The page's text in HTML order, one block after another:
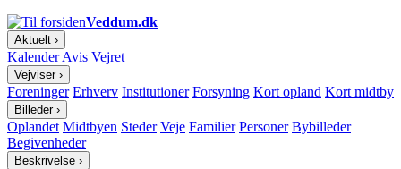
Veddum.dk
Aktuelt ›
Kalender Avis Vejret
Vejviser ›
Foreninger Erhverv Institutioner Forsyning Kort opland Kort midtby
Billeder ›
Oplandet Midtbyen Steder Veje Familier Personer Bybilleder
Begivenheder
Beskrivelse ›